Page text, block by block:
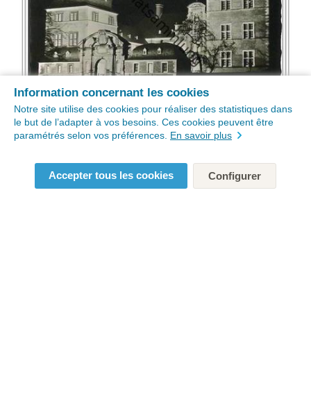
Information concernant les cookies
Notre site utilise des cookies pour réaliser des statistiques dans
le but de l’adapter à vos besoins. Ces cookies peuvent être
paramétrés selon vos préférences. En savoir plus
Accepter tous les cookies Configurer